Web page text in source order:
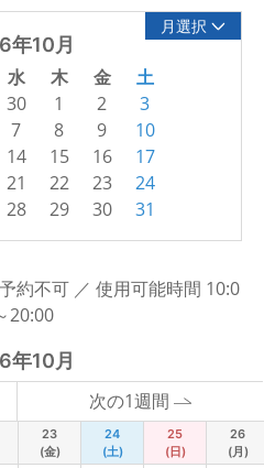
月選択
年10月
水 木 金 土
30 1 2
3
7 8 9
10
14 15 16
17
21 22 23
24
28 29 30 31
約不可 ／ 使用可能時間 10:0
20:00
年10月
次の1週間
23
(金)
24
(土)
25
(日)
26
(月)